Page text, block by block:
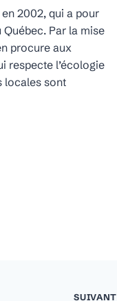
2002, qui a pour
Par la mise
procure aux
respecte l’écologie
locales sont
SUIVANT